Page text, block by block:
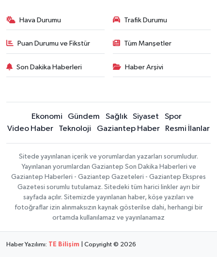
Hava Durumu Trafik Durumu
Puan Durumu ve Fikstür Tüm Manşetler
Son Dakika Haberleri Haber Arşivi
Ekonomi Gündem Sağlık Siyaset
Spor
Video Haber
Teknoloji Gaziantep Haber Resmi İlanlar
Sitede yayınlanan içerik ve yorumlardan yazarları sorumludur.
Yayınlanan yorumlardan Gaziantep Son Dakika Haberleri ve
Gaziantep Haberleri - Gaziantep Gazeteleri - Gaziantep Ekspres
Gazetesi sorumlu tutulamaz. Sitedeki tüm harici linkler ayrı bir
sayfada açılır. Sitemizde yayınlanan haber, köşe yazıları ve
fotoğraflar izin alınmaksızın kaynak gösterilse dahi, herhangi bir
ortamda kullanılamaz ve yayınlanamaz
Haber Yazılımı: TE Bilişim | Copyright © 2026